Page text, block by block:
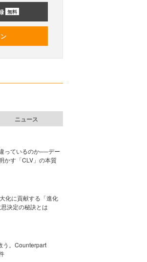
無料
ニュース
っているのか──デー
かす「CLV」の本質
化に貢献する「進化
決定の秘訣とは
う。Counterpart